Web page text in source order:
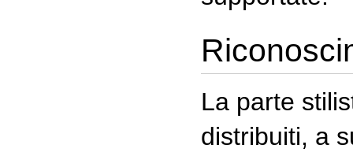
La parte
distribuiti, a